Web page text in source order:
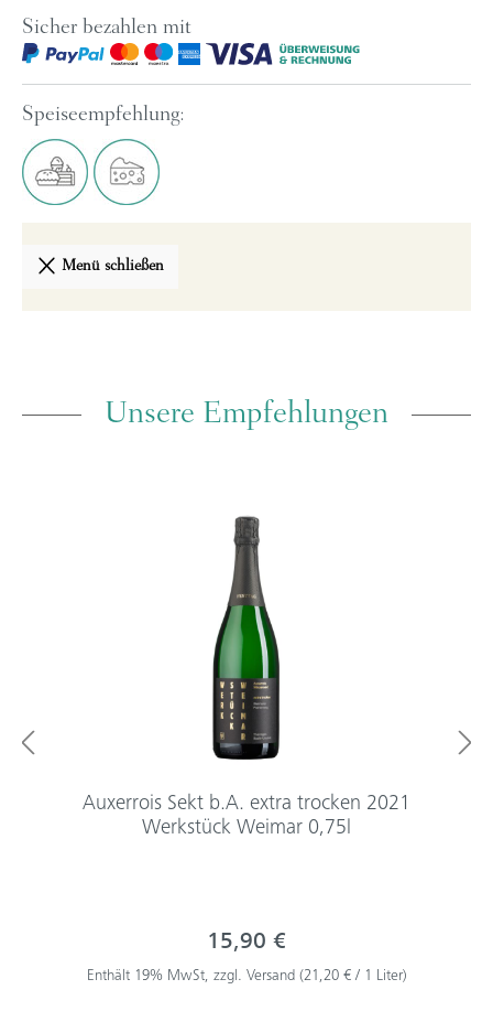
Sicher bezahlen mit
Speiseempfehlung:
Menü schließen
Unsere Empfehlungen
Auxerrois Sekt b.A. extra trocken 2021
Werkstück Weimar 0,75l
15,90 €
Enthält 19% MwSt, zzgl. Versand (21,20 € / 1 Liter)